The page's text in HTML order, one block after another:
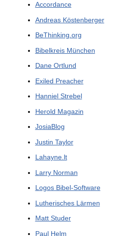
Accordance
Andreas Köstenberger
BeThinking.org
Bibelkreis München
Dane Ortlund
Exiled Preacher
Hanniel Strebel
Herold Magazin
JosiaBlog
Justin Taylor
Lahayne.lt
Larry Norman
Logos Bibel-Software
Lutherisches Lärmen
Matt Studer
Paul Helm